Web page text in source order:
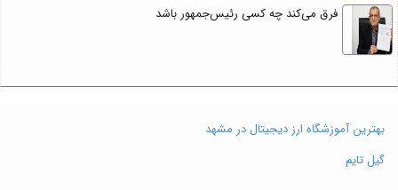
فرق می‌کند چه کسی رئیس‌جمهور باشد
بهترین آموزشگاه ارز دیجیتال در مشهد
گیل تایم